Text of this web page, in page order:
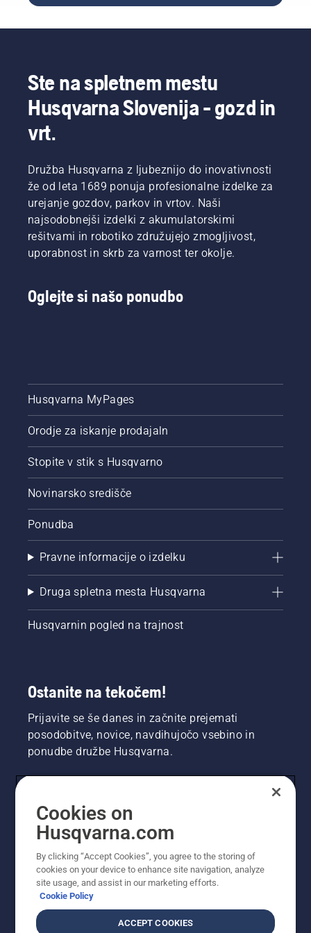
verižne
uporabniki
vodniku
smo
zbrali
pripraviti
žago za
delo.
Ste na spletnem mestu
Husqvarna Slovenija - gozd in
vrt.
Družba Husqvarna z ljubeznijo do inovativnosti
že od leta 1689 ponuja profesionalne izdelke za
urejanje gozdov, parkov in vrtov. Naši
najsodobnejši izdelki z akumulatorskimi
rešitvami in robotiko združujejo zmogljivost,
uporabnost in skrb za varnost ter okolje.
Oglejte si našo ponudbo
Husqvarna MyPages
Orodje za iskanje prodajaln
Stopite v stik s Husqvarno
Novinarsko središče
Ponudba
Pravne informacije o izdelku
Druga spletna mesta Husqvarna
Husqvarnin pogled na trajnost
Ostanite na tekočem!
Prijavite se še danes in začnite prejemati
posodobitve, novice, navdihujočo vsebino in
ponudbe družbe Husqvarna.
Cookies on
Husqvarna.com
By clicking “Accept Cookies”, you agree to the storing of
cookies on your device to enhance site navigation, analyze
site usage, and assist in our marketing efforts.
Cookie Policy
ACCEPT COOKIES